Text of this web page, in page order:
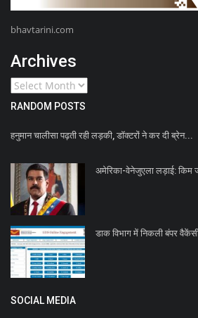
bhavtarini.com
Archives
RANDOM POSTS
हनुमान चालीसा पढ़ती रही लड़की, डॉक्टरों ने कर दी ब्रेन...
अमेरिका-वेनेजुएला लड़ाई: किम
डाक विभाग में निकली बंपर
SOCIAL MEDIA